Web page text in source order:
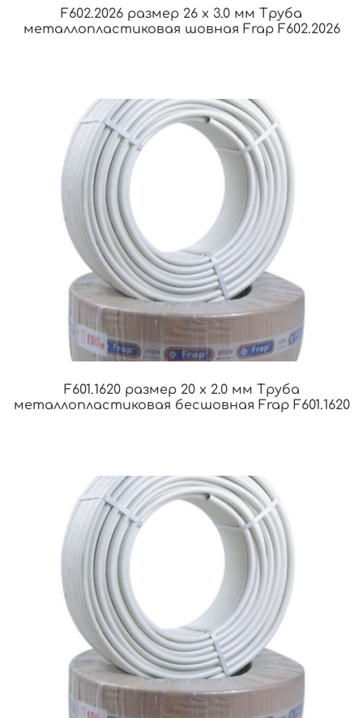
F602.2026 размер 26 x 3.0 мм Труба
металлопластиковая шовная Frap F602.2026
F601.1620 размер 20 x 2.0 мм Труба
металлопластиковая бесшовная Frap F601.1620